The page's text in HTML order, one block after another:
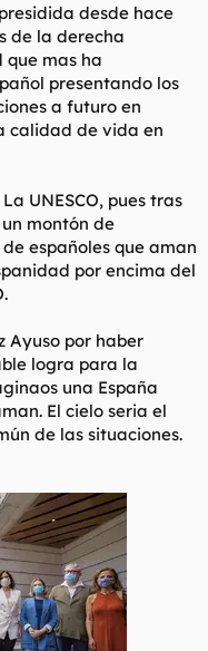
desde hace
de la derecha
que mas ha
presentando los
a futuro en
calidad de vida en
UNESCO, pues tras
montón de
españoles que aman
por encima del
Ayuso por haber
logra para la
una España
El cielo seria el
de las situaciones.